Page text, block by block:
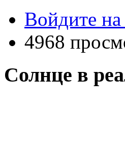
Войдите на
4968
Солнце в